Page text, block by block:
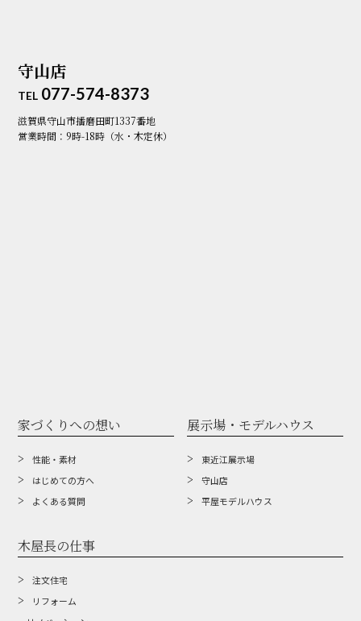
守山店
TEL 077-574-8373
滋賀県守山市播磨田町1337番地
営業時間：9時-18時（水・木定休）
家づくりへの想い
性能・素材
はじめての方へ
よくある質問
展示場・モデルハウス
東近江展示場
守山店
平屋モデルハウス
木屋長の仕事
注文住宅
リフォーム